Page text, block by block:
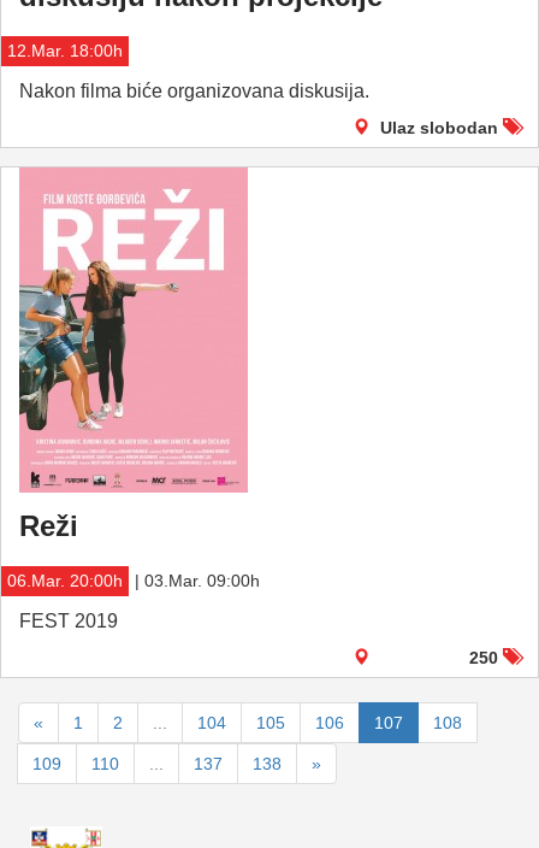
12.Mar. 18:00h
Nakon filma biće organizovana diskusija.
Ulaz slobodan
Reži
06.Mar. 20:00h | 03.Mar. 09:00h
FEST 2019
250
« 1 2 104 105 106 107 108
109 110 137 138 »